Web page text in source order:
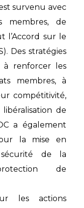
survenu avec
membres, de
l’Accord sur le
Des stratégies
renforcer les
membres, à
compétitivité,
de
a également
la mise en
de la
de
les actions